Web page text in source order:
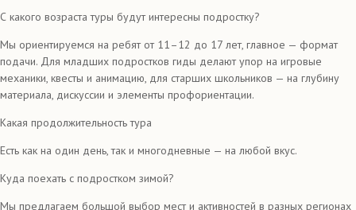
С какого возраста туры будут интересны подростку?
Мы ориентируемся на ребят от 11–12 до 17 лет, главное — формат
подачи. Для младших подростков гиды делают упор на игровые
механики, квесты и анимацию, для старших школьников — на глубину
материала, дискуссии и элементы профориентации.
Какая продолжительность тура
Есть как на один день, так и многодневные — на любой вкус.
Куда поехать с подростком зимой?
Мы предлагаем большой выбор мест и активностей в разных регионах